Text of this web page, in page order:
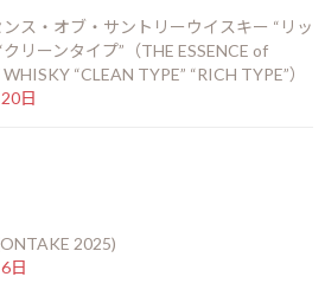
DRY GIN）
年10月24日 kamei
ス・オブ・サントリーウイスキー “リッ
クリーンタイプ”（THE ESSENCE of
“CLEAN TYPE” “RICH TYPE”）
日
2025)
日